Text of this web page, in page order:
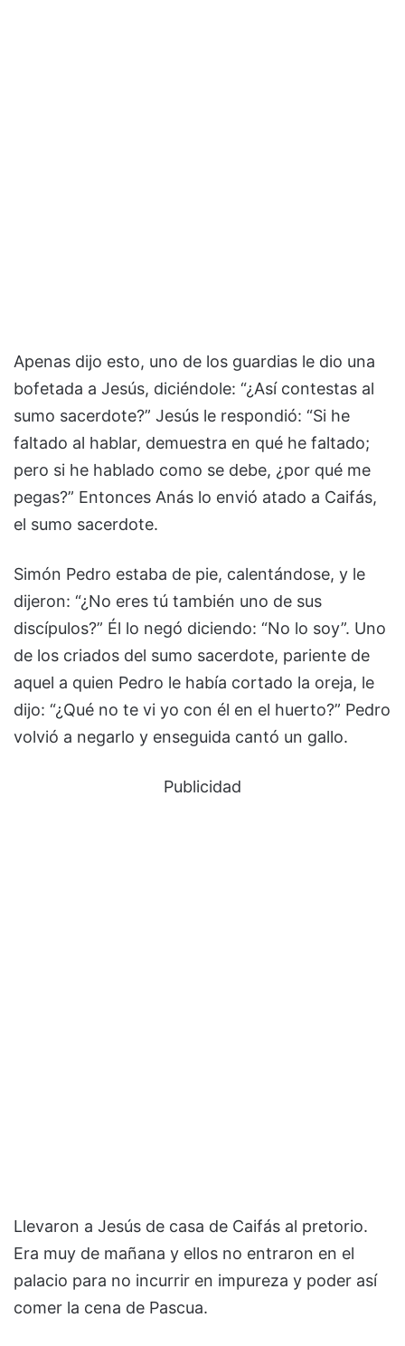
Apenas dijo esto, uno de los guardias le dio una
bofetada a Jesús, diciéndole: “¿Así contestas al
sumo sacerdote?” Jesús le respondió: “Si he
faltado al hablar, demuestra en qué he faltado;
pero si he hablado como se debe, ¿por qué me
pegas?” Entonces Anás lo envió atado a Caifás,
el sumo sacerdote.
Simón Pedro estaba de pie, calentándose, y le
dijeron: “¿No eres tú también uno de sus
discípulos?” Él lo negó diciendo: “No lo soy”. Uno
de los criados del sumo sacerdote, pariente de
aquel a quien Pedro le había cortado la oreja, le
dijo: “¿Qué no te vi yo con él en el huerto?” Pedro
volvió a negarlo y enseguida cantó un gallo.
Publicidad
Llevaron a Jesús de casa de Caifás al pretorio.
Era muy de mañana y ellos no entraron en el
palacio para no incurrir en impureza y poder así
comer la cena de Pascua.